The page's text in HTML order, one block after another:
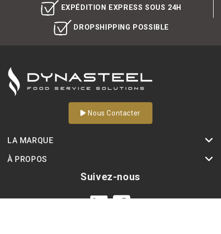
EXPÉDITION EXPRESS SOUS 24H
DROPSHIPPING POSSIBLE
Nous Contacter
LA MARQUE
À PROPOS
Suivez-nous